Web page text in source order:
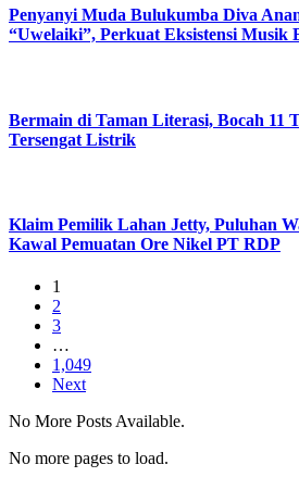
Penyanyi Muda Bulukumba Diva
“Uwelaiki”, Perkuat Eksistensi Musik
Bermain di Taman Literasi, Bocah 11
Tersengat Listrik
Klaim Pemilik Lahan Jetty, Puluhan
Kawal Pemuatan Ore Nikel PT RDP
1
2
3
…
1,049
Next
No More Posts Available.
No more pages to load.